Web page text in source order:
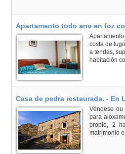
Apartamento todo ano en foz
costa de
a tendas,
habitación
Casa de pedra restaurada. - En
Véndese
para
propio, 2
matrimonio